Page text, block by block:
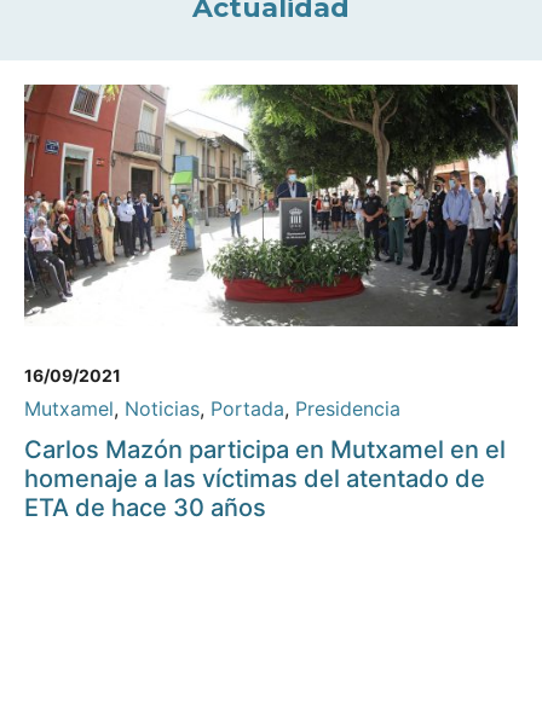
Actualidad
16/09/2021
Mutxamel, Noticias, Portada, Presidencia
Carlos Mazón participa en Mutxamel en el
homenaje a las víctimas del atentado de
ETA de hace 30 años